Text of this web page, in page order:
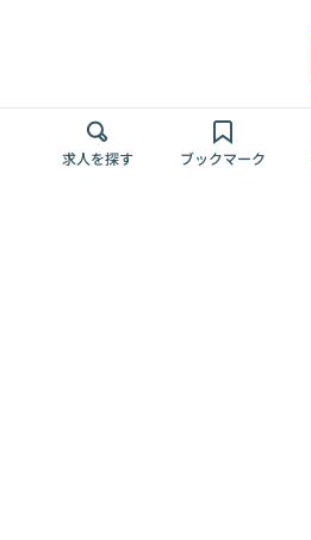
求人を探す ブックマーク